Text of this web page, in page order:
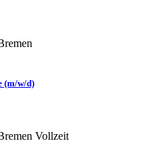
(m/w/d)
Vollzeit